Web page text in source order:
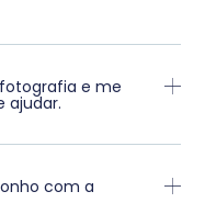
e me
ajudar.
com a